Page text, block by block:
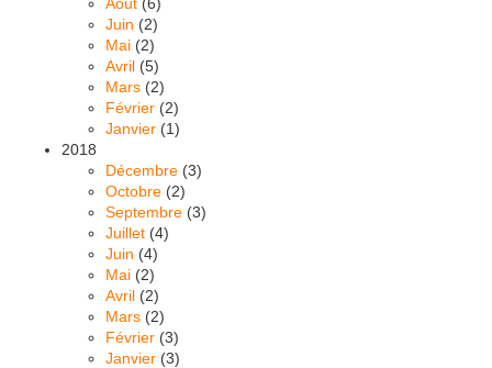
Juin (2)
Mai (2)
Avril (5)
Mars (2)
Février (2)
Janvier (1)
2018
Décembre (3)
Octobre (2)
Septembre (3)
Juillet (4)
Juin (4)
Mai (2)
Avril (2)
Mars (2)
Février (3)
Janvier (3)